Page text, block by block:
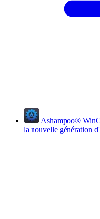
Ashampoo®
la nouvelle génération